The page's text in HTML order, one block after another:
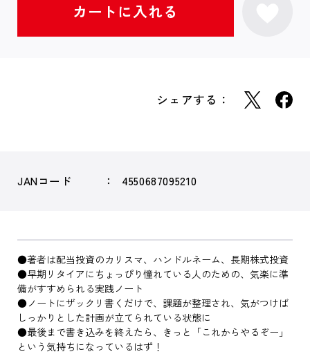
シェアする：
JANコード 4550687095210
●著者は配当投資のカリスマ、ハンドルネーム、長期株式投資
●早期リタイアにちょっぴり憧れている人のための、気楽に準
備がすすめられる実践ノート
●ノートにザックリ書くだけで、課題が整理され、気がつけば
しっかりとした計画が立てられている状態に
●最後まで書き込みを終えたら、きっと「これからやるぞー」
という気持ちになっているはず！